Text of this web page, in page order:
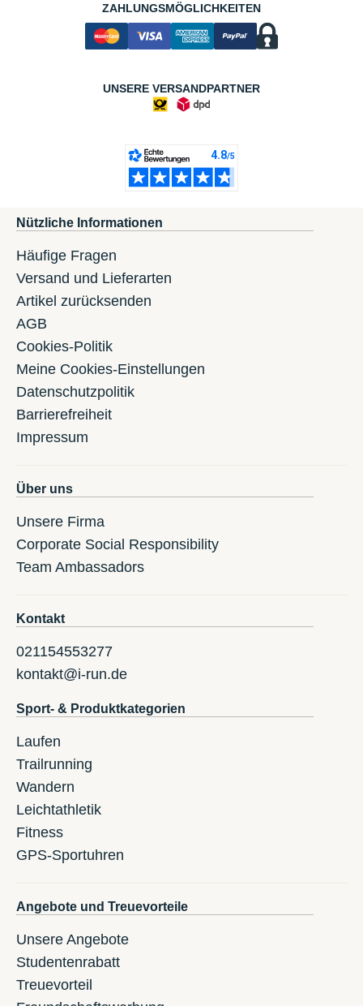
ZAHLUNGSMÖGLICHKEITEN
UNSERE VERSANDPARTNER
Nützliche Informationen
Häufige Fragen
Versand und Lieferarten
Artikel zurücksenden
AGB
Cookies-Politik
Meine Cookies-Einstellungen
Datenschutzpolitik
Barrierefreiheit
Impressum
Über uns
Unsere Firma
Corporate Social Responsibility
Team Ambassadors
Kontakt
021154553277
kontakt@i-run.de
Sport- & Produktkategorien
Laufen
Trailrunning
Wandern
Leichtathletik
Fitness
GPS-Sportuhren
Angebote und Treuevorteile
Unsere Angebote
Studentenrabatt
Treuevorteil